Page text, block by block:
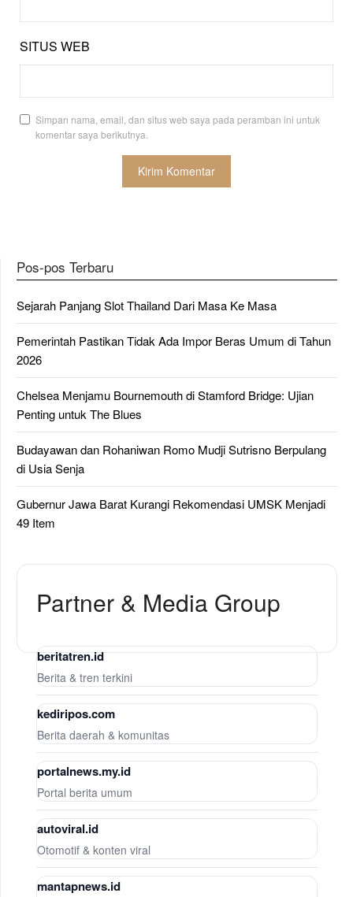
SITUS WEB
Simpan nama, email, dan situs web saya pada peramban ini untuk
komentar saya berikutnya.
Pos-pos Terbaru
Sejarah Panjang Slot Thailand Dari Masa Ke Masa
Pemerintah Pastikan Tidak Ada Impor Beras Umum di Tahun
2026
Chelsea Menjamu Bournemouth di Stamford Bridge: Ujian
Penting untuk The Blues
Budayawan dan Rohaniwan Romo Mudji Sutrisno Berpulang
di Usia Senja
Gubernur Jawa Barat Kurangi Rekomendasi UMSK Menjadi
49 Item
Partner & Media Group
beritatren.id
Berita & tren terkini
kediripos.com
Berita daerah & komunitas
portalnews.my.id
Portal berita umum
autoviral.id
Otomotif & konten viral
mantapnews.id